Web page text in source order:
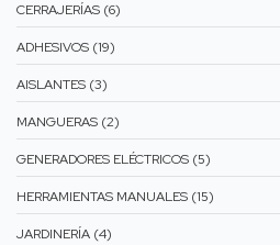
CERRAJERÍAS (6)
ADHESIVOS (19)
AISLANTES (3)
MANGUERAS (2)
GENERADORES ELÉCTRICOS (5)
HERRAMIENTAS MANUALES (15)
JARDINERÍA (4)